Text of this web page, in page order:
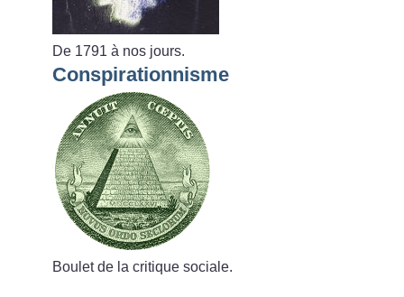
De 1791 à nos jours.
Conspirationnisme
Boulet de la critique sociale.